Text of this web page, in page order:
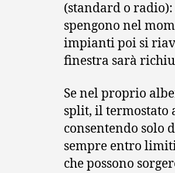
(standard o
spengono nel
impianti poi si
finestra sarà
Se nel proprio
split, il termostato
consentendo solo
sempre entro
che possono